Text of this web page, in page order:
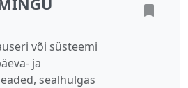
või süsteemi
ja
sealhulgas